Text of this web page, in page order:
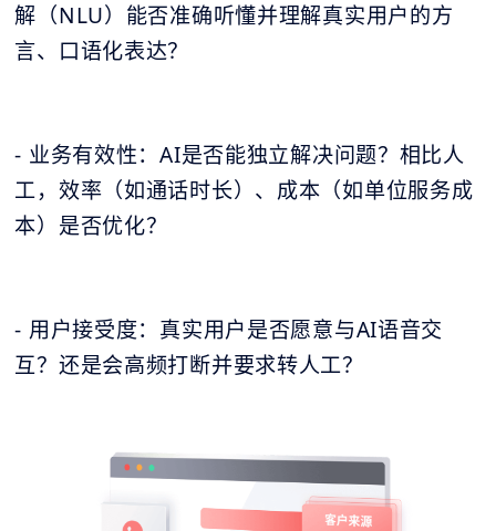
解（NLU）能否准确听懂并理解真实用户的方
言、口语化表达？
- 业务有效性：AI是否能独立解决问题？相比人
工，效率（如通话时长）、成本（如单位服务成
本）是否优化？
- 用户接受度：真实用户是否愿意与AI语音交
互？还是会高频打断并要求转人工？